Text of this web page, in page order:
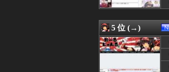
08/07 00:48
08/07 00:45
08/07 00:45
08/07 00:45
08/07 00:45
08/07 00:40
5 位 (→)